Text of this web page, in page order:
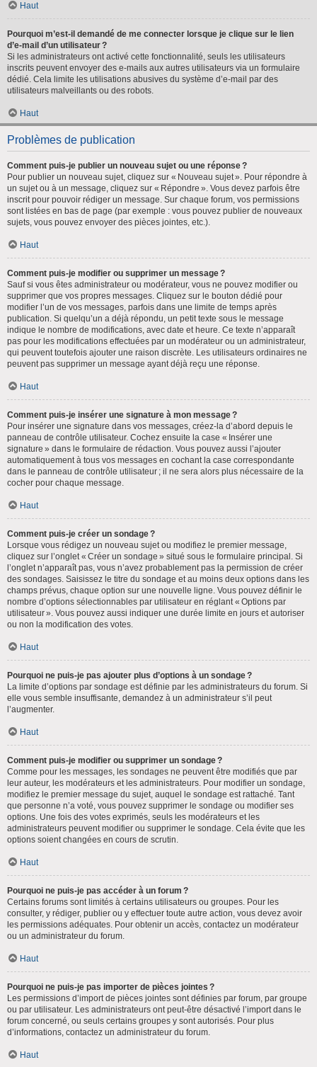
Haut
Pourquoi m’est-il demandé de me connecter lorsque je clique sur le lien
d’e-mail d’un utilisateur ?
Si les administrateurs ont activé cette fonctionnalité, seuls les utilisateurs
inscrits peuvent envoyer des e-mails aux autres utilisateurs via un formulaire
dédié. Cela limite les utilisations abusives du système d’e-mail par des
utilisateurs malveillants ou des robots.
Haut
Problèmes de publication
Comment puis-je publier un nouveau sujet ou une réponse ?
Pour publier un nouveau sujet, cliquez sur « Nouveau sujet ». Pour répondre à
un sujet ou à un message, cliquez sur « Répondre ». Vous devez parfois être
inscrit pour pouvoir rédiger un message. Sur chaque forum, vos permissions
sont listées en bas de page (par exemple : vous pouvez publier de nouveaux
sujets, vous pouvez envoyer des pièces jointes, etc.).
Haut
Comment puis-je modifier ou supprimer un message ?
Sauf si vous êtes administrateur ou modérateur, vous ne pouvez modifier ou
supprimer que vos propres messages. Cliquez sur le bouton dédié pour
modifier l’un de vos messages, parfois dans une limite de temps après
publication. Si quelqu’un a déjà répondu, un petit texte sous le message
indique le nombre de modifications, avec date et heure. Ce texte n’apparaît
pas pour les modifications effectuées par un modérateur ou un administrateur,
qui peuvent toutefois ajouter une raison discrète. Les utilisateurs ordinaires ne
peuvent pas supprimer un message ayant déjà reçu une réponse.
Haut
Comment puis-je insérer une signature à mon message ?
Pour insérer une signature dans vos messages, créez-la d’abord depuis le
panneau de contrôle utilisateur. Cochez ensuite la case « Insérer une
signature » dans le formulaire de rédaction. Vous pouvez aussi l’ajouter
automatiquement à tous vos messages en cochant la case correspondante
dans le panneau de contrôle utilisateur ; il ne sera alors plus nécessaire de la
cocher pour chaque message.
Haut
Comment puis-je créer un sondage ?
Lorsque vous rédigez un nouveau sujet ou modifiez le premier message,
cliquez sur l’onglet « Créer un sondage » situé sous le formulaire principal. Si
l’onglet n’apparaît pas, vous n’avez probablement pas la permission de créer
des sondages. Saisissez le titre du sondage et au moins deux options dans les
champs prévus, chaque option sur une nouvelle ligne. Vous pouvez définir le
nombre d’options sélectionnables par utilisateur en réglant « Options par
utilisateur ». Vous pouvez aussi indiquer une durée limite en jours et autoriser
ou non la modification des votes.
Haut
Pourquoi ne puis-je pas ajouter plus d’options à un sondage ?
La limite d’options par sondage est définie par les administrateurs du forum. Si
elle vous semble insuffisante, demandez à un administrateur s’il peut
l’augmenter.
Haut
Comment puis-je modifier ou supprimer un sondage ?
Comme pour les messages, les sondages ne peuvent être modifiés que par
leur auteur, les modérateurs et les administrateurs. Pour modifier un sondage,
modifiez le premier message du sujet, auquel le sondage est rattaché. Tant
que personne n’a voté, vous pouvez supprimer le sondage ou modifier ses
options. Une fois des votes exprimés, seuls les modérateurs et les
administrateurs peuvent modifier ou supprimer le sondage. Cela évite que les
options soient changées en cours de scrutin.
Haut
Pourquoi ne puis-je pas accéder à un forum ?
Certains forums sont limités à certains utilisateurs ou groupes. Pour les
consulter, y rédiger, publier ou y effectuer toute autre action, vous devez avoir
les permissions adéquates. Pour obtenir un accès, contactez un modérateur
ou un administrateur du forum.
Haut
Pourquoi ne puis-je pas importer de pièces jointes ?
Les permissions d’import de pièces jointes sont définies par forum, par groupe
ou par utilisateur. Les administrateurs ont peut-être désactivé l’import dans le
forum concerné, ou seuls certains groupes y sont autorisés. Pour plus
d’informations, contactez un administrateur du forum.
Haut